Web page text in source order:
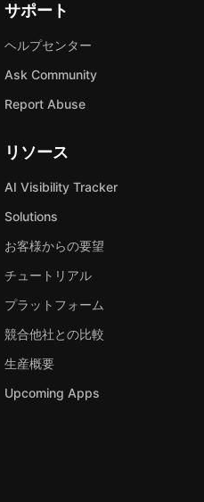
サポート
ヘルプセンター
Ask Community
Report Abuse
リソース
AI Visibility Tracker
Solutions
お客様からの要望
チュートリアル
プラットフォーム
競合他社との比較
生産概要
Upcoming Apps